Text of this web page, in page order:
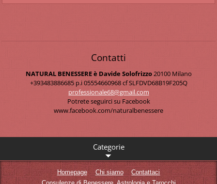
Contatti
NATURAL BENESSERE è Davide Solofrizzo20100 Milano
+393483886685 p.i 05554660968 cf SLFDVD68B19F205Q
professionale68@gmail.com
Potrete seguirci su Facebook
www.facebook.com/naturalbenessere
Categorie
Homepage Chi siamo
Contattaci